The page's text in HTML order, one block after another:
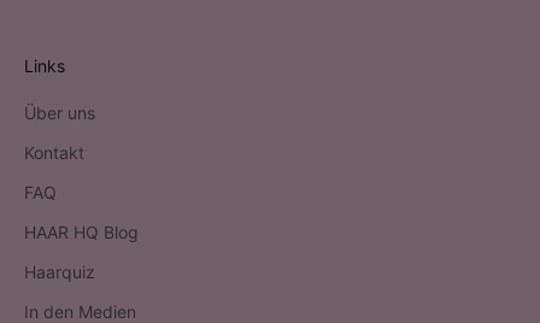
Links
Über uns
Kontakt
FAQ
HAAR HQ Blog
Haarquiz
In den Medien